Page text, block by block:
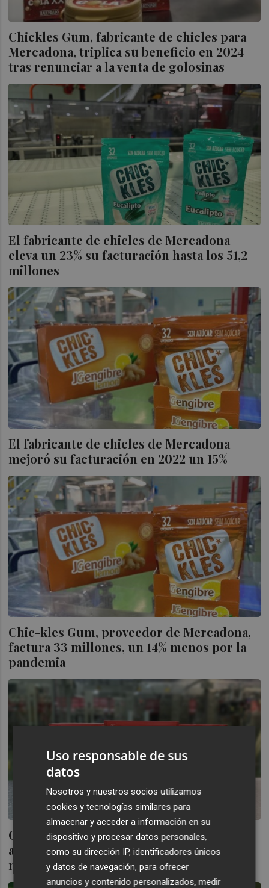
Chickles Gum, fabricante de chicles para
Mercadona, triplica su beneficio en 2024
tras renunciar a la venta de golosinas
El fabricante de chicles de Mercadona
eleva un 23% su facturación hasta los 51,2
millones
El fabricante de chicles de Mercadona
mejoró su facturación en 2022 un 15%
Chic-kles Gum, proveedor de Mercadona,
factura 33 millones, un 14% menos por la
pandemia
Chic-Kles Gum, proveedor de Mercadona,
aumenta sus ventas un 4% hasta los 38,7
millones
Uso responsable de sus
datos
Nosotros y nuestros socios utilizamos
cookies y tecnologías similares para
almacenar y acceder a información en su
dispositivo y procesar datos personales,
como su dirección IP, identificadores únicos
y datos de navegación, para ofrecer
anuncios y contenido personalizados, medir